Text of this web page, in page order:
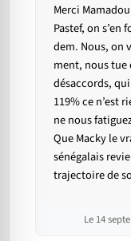
Merci
Pastef, on
dem. Nous, on
ment, nous tue
désaccords,
119% ce n’est
ne nous
Que Macky le
sénégalais
trajectoire de
Le 14